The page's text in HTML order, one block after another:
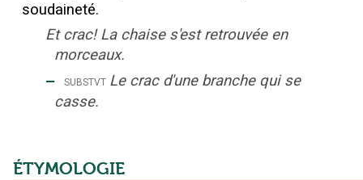
soudaineté.
Et crac! La chaise s'est retrouvée en
morceaux.
‒ substvt Le crac d'une branche qui se
casse.
ÉTYMOLOGIE